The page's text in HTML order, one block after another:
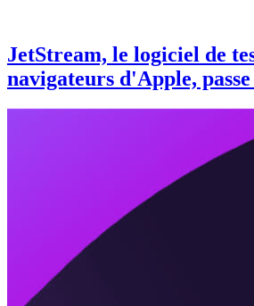
JetStream, le logiciel de
navigateurs d'Apple,